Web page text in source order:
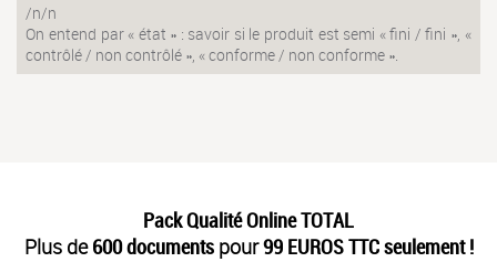
/n/n
On entend par « état » : savoir si le produit est semi « fini / fini », «
contrôlé / non contrôlé », « conforme / non conforme ».
Pack Qualité Online TOTAL
Plus de600 documentspour99 EUROS TTC seulement !